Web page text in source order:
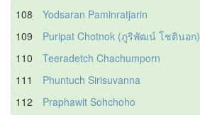
108
Yodsaran Paminratjarin
109
Puripat Chotnok (ภูริพัฒน์ โชตินอก)
110
Teeradetch Chachumporn
111
Phuntuch Sirisuvanna
112
Praphawit Sohchoho